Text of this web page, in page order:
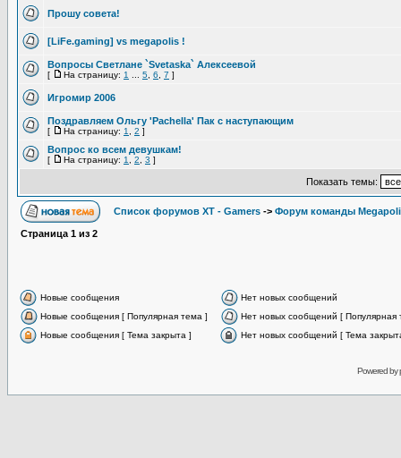
Прошу совета!
[LiFe.gaming] vs megapolis !
Вопросы Светлане `Svetaska` Алексеевой
[ На страницу: 1 5 6 7 ]
Игромир 2006
Поздравляем Ольгу 'Pachella' Пак с наступающим
[ На страницу: 1 2 ]
Вопрос ко всем девушкам!
[ На страницу: 1 2 3 ]
Показать темы:
Список форумов XT - Gamers -> Форум команды
Страница 1 из 2
Новые сообщения
Нет новых сообщений
Новые сообщения [ Популярная тема ]
Нет новых сообщений [ Популярная
Новые сообщения [ Тема закрыта ]
Нет новых сообщений [ Тема
Powered by